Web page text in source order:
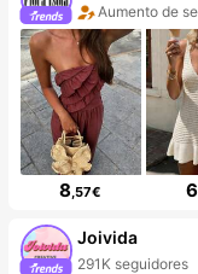
Aumento de
8,57€ 6
Joivida
291K seguidores